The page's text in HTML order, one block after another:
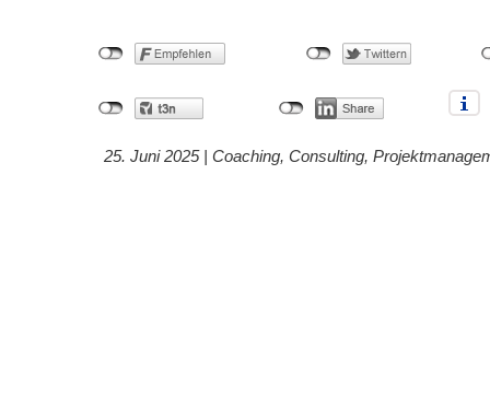
25. Juni 2025 | Coaching, Consulting,